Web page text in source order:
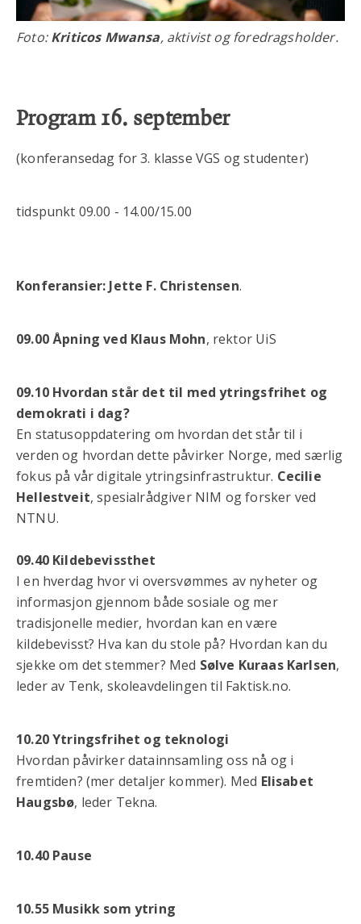
Foto:Kriticos Mwansa, aktivist og foredragsholder.
Program 16. september
(konferansedag for 3. klasse VGS og studenter)
tidspunkt 09.00 - 14.00/15.00
Konferansier: Jette F. Christensen.
09.00 Åpning ved Klaus Mohn, rektor UiS
09.10 Hvordan står det til med ytringsfrihet og
demokrati i dag?
En statusoppdatering om hvordan det står til i
verden og hvordan dette påvirker Norge, med særlig
fokus på vår digitale ytringsinfrastruktur. Cecilie
Hellestveit, spesialrådgiver NIM og forsker ved
NTNU.
09.40 Kildebevissthet
I en hverdag hvor vi oversvømmes av nyheter og
informasjon gjennom både sosiale og mer
tradisjonelle medier, hvordan kan en være
kildebevisst? Hva kan du stole på? Hvordan kan du
sjekke om det stemmer? Med Sølve Kuraas Karlsen,
leder av Tenk, skoleavdelingen til Faktisk.no.
10.20 Ytringsfrihet og teknologi
Hvordan påvirker datainnsamling oss nå og i
fremtiden? (mer detaljer kommer). Med Elisabet
Haugsbø, leder Tekna.
10.40 Pause
10.55 Musikk som ytring